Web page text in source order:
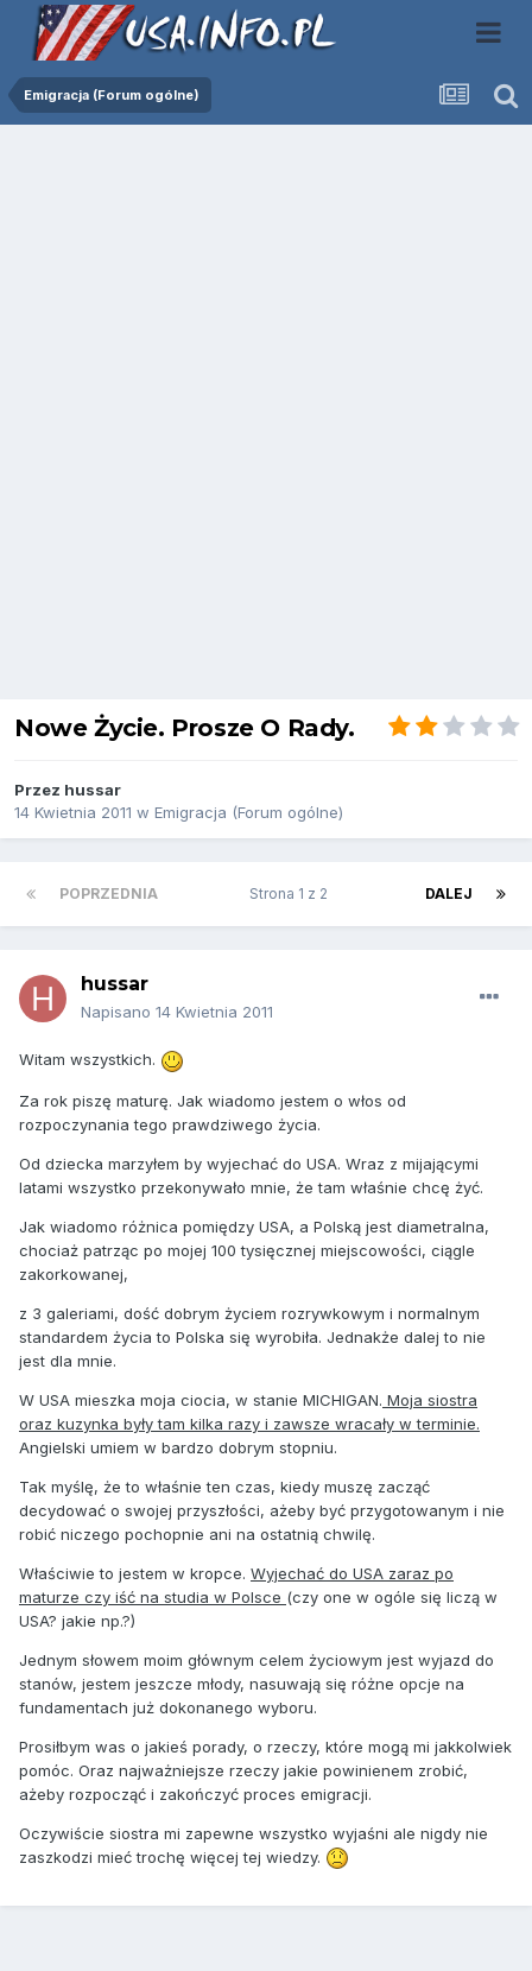
Emigracja (Forum ogólne)
Nowe Życie. Prosze O Rady.
Przez hussar
14 Kwietnia 2011 w Emigracja (Forum ogólne)
POPRZEDNIA DALEJ
Strona 1 z 2
hussar
Napisano 14 Kwietnia 2011
Witam wszystkich.
Za rok piszę maturę. Jak wiadomo jestem o włos od
rozpoczynania tego prawdziwego życia.
Od dziecka marzyłem by wyjechać do USA. Wraz z mijającymi
latami wszystko przekonywało mnie, że tam właśnie chcę żyć.
Jak wiadomo różnica pomiędzy USA, a Polską jest diametralna,
chociaż patrząc po mojej 100 tysięcznej miejscowości, ciągle
zakorkowanej,
z 3 galeriami, dość dobrym życiem rozrywkowym i normalnym
standardem życia to Polska się wyrobiła. Jednakże dalej to nie
jest dla mnie.
W USA mieszka moja ciocia, w stanie MICHIGAN. Moja siostra
oraz kuzynka były tam kilka razy i zawsze wracały w terminie.
Angielski umiem w bardzo dobrym stopniu.
Tak myślę, że to właśnie ten czas, kiedy muszę zacząć
decydować o swojej przyszłości, ażeby być przygotowanym i nie
robić niczego pochopnie ani na ostatnią chwilę.
Właściwie to jestem w kropce. Wyjechać do USA zaraz po
maturze czy iść na studia w Polsce (czy one w ogóle się liczą w
USA? jakie np.?)
Jednym słowem moim głównym celem życiowym jest wyjazd do
stanów, jestem jeszcze młody, nasuwają się różne opcje na
fundamentach już dokonanego wyboru.
Prosiłbym was o jakieś porady, o rzeczy, które mogą mi jakkolwiek
pomóc. Oraz najważniejsze rzeczy jakie powinienem zrobić,
ażeby rozpocząć i zakończyć proces emigracji.
Oczywiście siostra mi zapewne wszystko wyjaśni ale nigdy nie
zaszkodzi mieć trochę więcej tej wiedzy.